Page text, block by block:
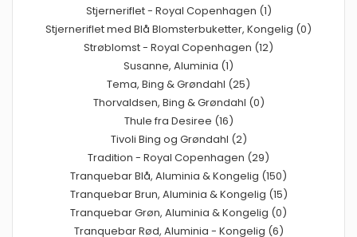
Stjerneriflet - Royal Copenhagen (1)
Stjerneriflet med Blå Blomsterbuketter, Kongelig (0)
Strøblomst - Royal Copenhagen (12)
Susanne, Aluminia (1)
Tema, Bing & Grøndahl (25)
Thorvaldsen, Bing & Grøndahl (0)
Thule fra Desiree (16)
Tivoli Bing og Grøndahl (2)
Tradition - Royal Copenhagen (29)
Tranquebar Blå, Aluminia & Kongelig (150)
Tranquebar Brun, Aluminia & Kongelig (15)
Tranquebar Grøn, Aluminia & Kongelig (0)
Tranquebar Rød, Aluminia - Kongelig (6)